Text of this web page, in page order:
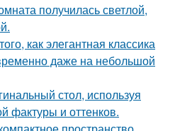
получилась светлой,
как элегантная классика
даже на небольшой
стол, используя
фактуры и оттенков.